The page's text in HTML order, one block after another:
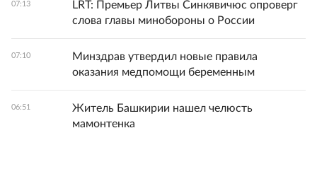
07:13
LRT: Премьер Литвы Синкявичюс опроверг
слова главы минобороны о России
07:10
Минздрав утвердил новые правила
оказания медпомощи беременным
06:51
Житель Башкирии нашел челюсть
мамонтенка